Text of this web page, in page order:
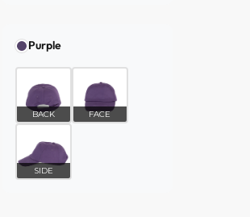
Purple
BACK FACE
SIDE